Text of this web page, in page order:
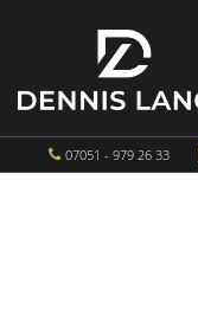
07051 - 979 26 33